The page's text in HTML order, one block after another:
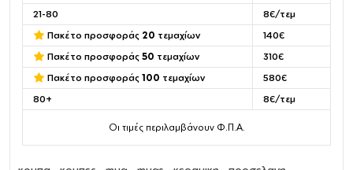
21-80
8€/τεμ
Πακέτο προσφοράς 20 τεμαχίων
140€
Πακέτο προσφοράς 50 τεμαχίων
310€
Πακέτο προσφοράς 100 τεμαχίων
580€
80+
8€/τεμ
Οι τιμές περιλαμβάνουν Φ.Π.Α.